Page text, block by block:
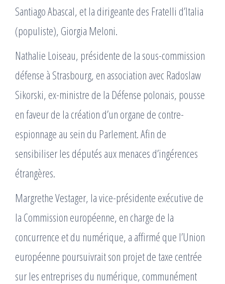
Santiago Abascal, et la dirigeante des Fratelli d’Italia
(populiste), Giorgia Meloni.
Nathalie Loiseau, présidente de la sous-commission
défense à Strasbourg, en association avec Radoslaw
Sikorski, ex-ministre de la Défense polonais, pousse
en faveur de la création d’un organe de contre-
espionnage au sein du Parlement. Afin de
sensibiliser les députés aux menaces d’ingérences
étrangères.
Margrethe Vestager, la vice-présidente exécutive de
la Commission européenne, en charge de la
concurrence et du numérique, a affirmé que l’Union
européenne poursuivrait son projet de taxe centrée
sur les entreprises du numérique, communément